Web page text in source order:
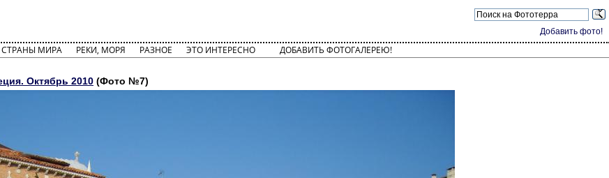
Добавить фото!
СТРАНЫ МИРА РЕКИ, МОРЯ РАЗНОЕ ЭТО ИНТЕРЕСНО ДОБАВИТЬ ФОТОГАЛЕРЕЮ!
Октябрь 2010 (Фото №7)